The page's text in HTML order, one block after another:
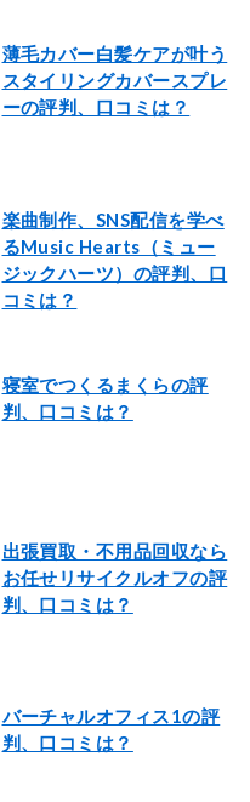
薄毛カバー白髪ケアが叶う
スタイリングカバースプレ
ーの評判、口コミは？
楽曲制作、SNS配信を学べ
るMusic Hearts（ミュー
ジックハーツ）の評判、口
コミは？
寝室でつくるまくらの評
判、口コミは？
出張買取・不用品回収なら
お任せリサイクルオフの評
判、口コミは？
バーチャルオフィス1の評
判、口コミは？